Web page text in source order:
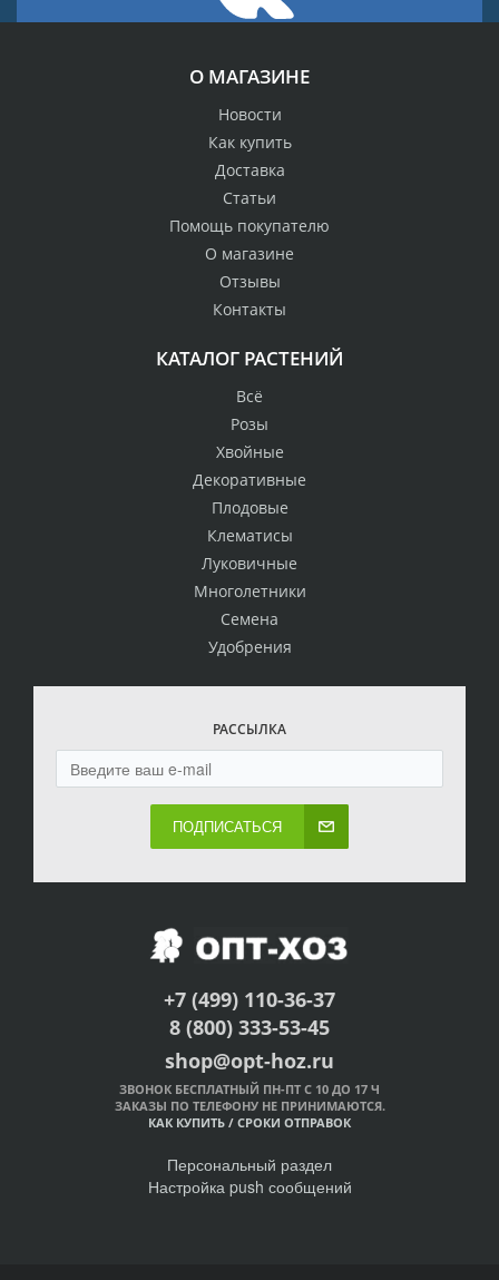
О МАГАЗИНЕ
Новости
Как купить
Доставка
Статьи
Помощь покупателю
О магазине
Отзывы
Контакты
КАТАЛОГ РАСТЕНИЙ
Всё
Розы
Хвойные
Декоративные
Плодовые
Клематисы
Луковичные
Многолетники
Семена
Удобрения
РАССЫЛКА
ПОДПИСАТЬСЯ
+7 (499) 110-36-37
8 (800) 333-53-45
shop@opt-hoz.ru
ЗВОНОК БЕСПЛАТНЫЙ ПН-ПТ С 10 ДО 17 Ч
ЗАКАЗЫ ПО ТЕЛЕФОНУ НЕ ПРИНИМАЮТСЯ.
КАК КУПИТЬ / СРОКИ ОТПРАВОК
Персональный раздел
Настройка push сообщений